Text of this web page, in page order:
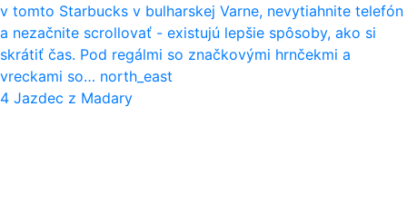
v tomto Starbucks v bulharskej Varne, nevytiahnite telefón
a nezačnite scrollovať - existujú lepšie spôsoby, ako si
skrátiť čas. Pod regálmi so značkovými hrnčekmi a
vreckami so… north_east
4 Jazdec z Madary